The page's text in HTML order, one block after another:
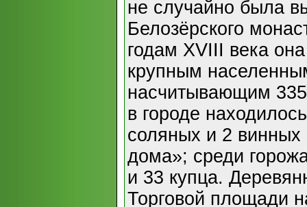
не случайно была
Белозёрского
годам XVIII века
крупным
насчитывающим
в городе
соляных и 2 винных
дома»; среди
и 33 купца.
Торговой площади